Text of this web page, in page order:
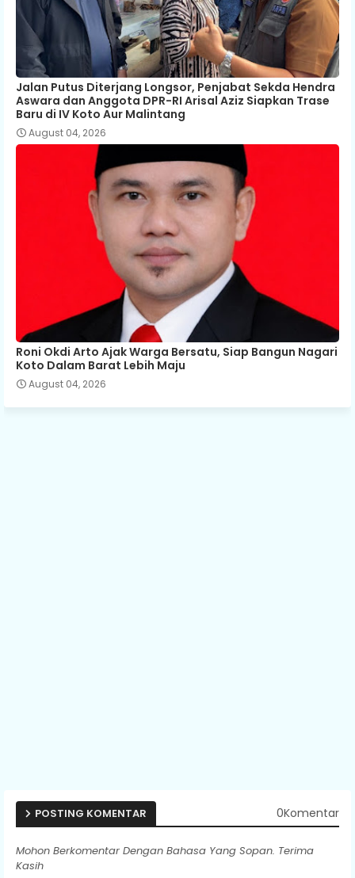
Jalan Putus Diterjang Longsor, Penjabat Sekda Hendra
Aswara dan Anggota DPR-RI Arisal Aziz Siapkan Trase
Baru di IV Koto Aur Malintang
August 04, 2026
Roni Okdi Arto Ajak Warga Bersatu, Siap Bangun Nagari
Koto Dalam Barat Lebih Maju
August 04, 2026
POSTING KOMENTAR 0Komentar
Mohon Berkomentar Dengan Bahasa Yang Sopan. Terima
Kasih